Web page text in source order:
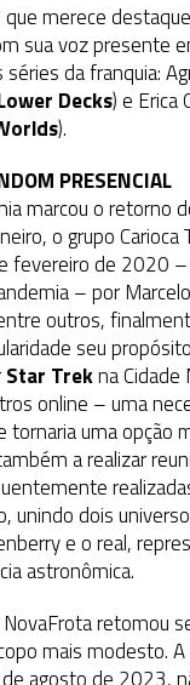
merece
sua vozpresente
da franquia:
Decks) e Erica
).
PRESENCIAL
marcou o retorno
o grupo Carioca
fevereiro de 2020
– por
outros,
seu
Star Trekna Cidade
online – uma
tornaria uma opção
a realizar
unindo dois
e o real,
astronômica.
NovaFrota retomou
mais modesto. A